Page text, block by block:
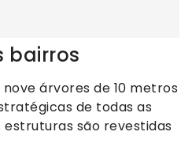
bairros
árvores de 10 metros
de todas as
estruturas são revestidas